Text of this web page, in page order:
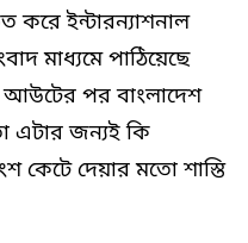
করে ইন্টারন্যাশনাল
মাধ্যমে পাঠিয়েছে
আউটের পর বাংলাদেশ
এটার জন্যই কি
কেটে দেয়ার মতো শাস্তি